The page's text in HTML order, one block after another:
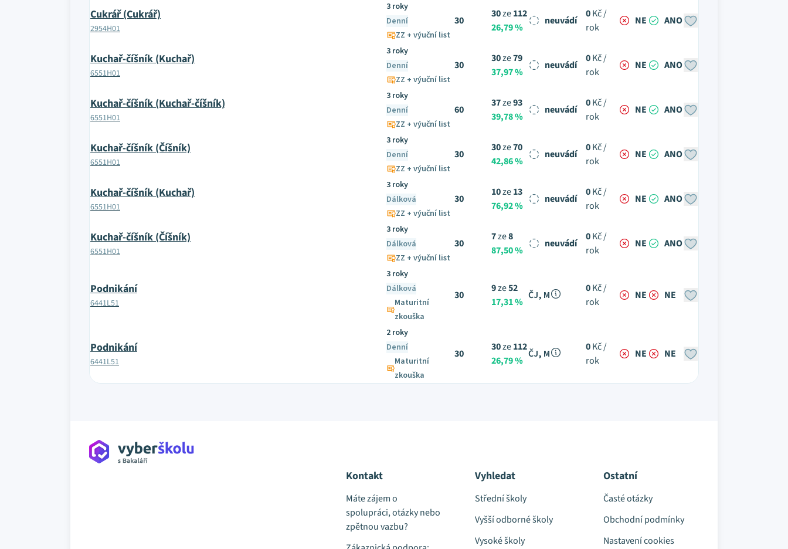
Cukrář (Cukrář)
2954H01
3 roky
Denní
ZZ + výuční list
30
30ze112
26,79 %
neuvádí
0Kč /
rok
NE ANO
Kuchař-číšník (Kuchař)
6551H01
3 roky
Denní
ZZ + výuční list
30
30ze79
37,97 %
neuvádí
0Kč /
rok
NE ANO
Kuchař-číšník (Kuchař-číšník)
6551H01
3 roky
Denní
ZZ + výuční list
60
37ze93
39,78 %
neuvádí
0Kč /
rok
NE ANO
Kuchař-číšník (Číšník)
6551H01
3 roky
Denní
ZZ + výuční list
30
30ze70
42,86 %
neuvádí
0Kč /
rok
NE ANO
Kuchař-číšník (Kuchař)
6551H01
3 roky
Dálková
ZZ + výuční list
30
10ze13
76,92 %
neuvádí
0Kč /
rok
NE ANO
Kuchař-číšník (Číšník)
6551H01
3 roky
Dálková
ZZ + výuční list
30
7ze8
87,50 %
neuvádí
0Kč /
rok
NE ANO
Podnikání
6441L51
3 roky
Dálková
Maturitní
zkouška
30
9ze52
17,31 %
ČJ, M
0Kč /
rok
NE NE
Podnikání
6441L51
2 roky
Denní
Maturitní
zkouška
30
30ze112
26,79 %
ČJ, M
0Kč /
rok
NE NE
Kontakt
Máte zájem o
spolupráci, otázky nebo
zpětnou vazbu?
Vyhledat
Střední školy
Vyšší odborné školy
Vysoké školy
Ostatní
Časté otázky
Obchodní podmínky
Nastavení cookies